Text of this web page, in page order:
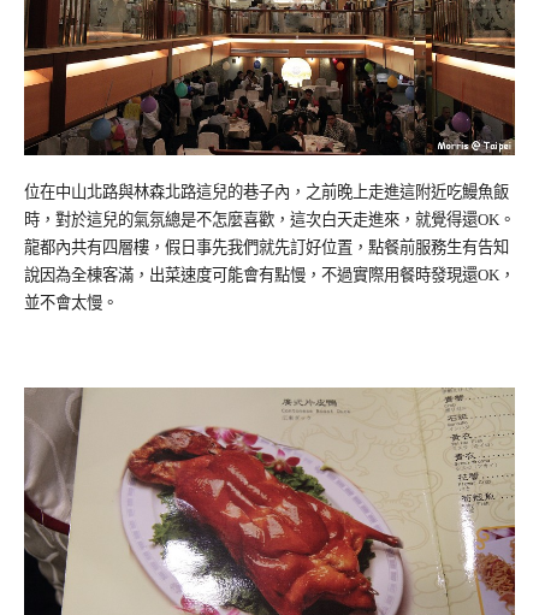
位在中山北路與林森北路這兒的巷子內，之前晚上走進這附近吃鰻魚飯
時，對於這兒的氣氛總是不怎麼喜歡，這次白天走進來，就覺得還OK。
龍都內共有四層樓，假日事先我們就先訂好位置，點餐前服務生有告知
說因為全棟客滿，出菜速度可能會有點慢，不過實際用餐時發現還OK，
並不會太慢。